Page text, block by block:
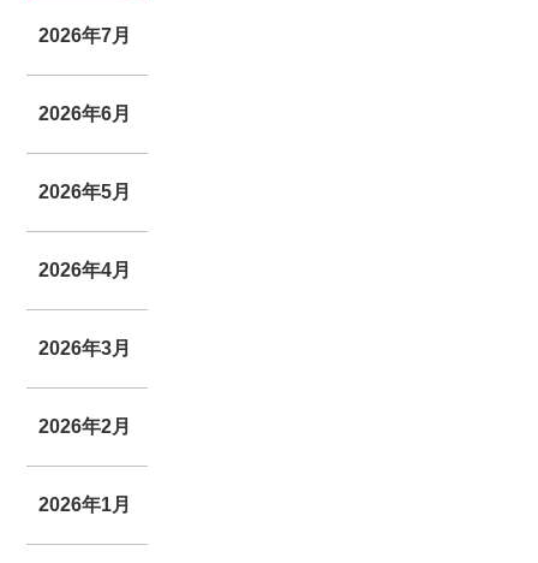
2026年7月
2026年6月
2026年5月
2026年4月
2026年3月
2026年2月
2026年1月